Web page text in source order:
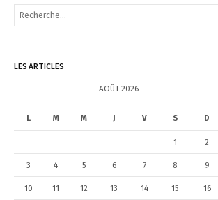
R
r
e
LES ARTICLES
AOÛT 2026
L M M J V S D
1 2
3 4 5 6 7 8 9
10 11 12 13 14 15 16